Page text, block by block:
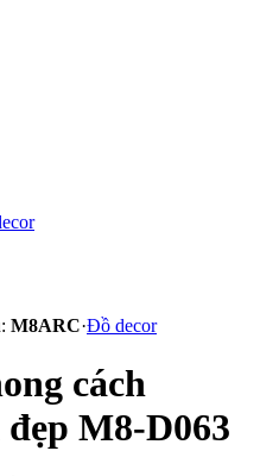
M8ARC·Đồ decor
cách
M8-D063